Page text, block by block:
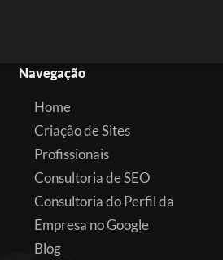
Navegação
Home
Criação de Sites
Profissionais
Consultoria de SEO
Consultoria do Perfil da
Empresa no Google
Blog